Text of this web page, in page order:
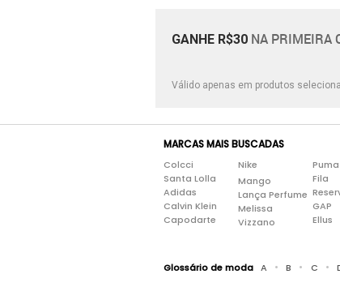
GANHE R$30 NA PRIMEIRA
Válido apenas em produtos
MARCAS MAIS BUSCADAS
Colcci
Santa Lolla
Adidas
Calvin Klein
Capodarte
Nike
Mango
Lança Perfume
Melissa
Vizzano
Puma
Fila
GAP
Ellus
Glossário de moda A • B • C •